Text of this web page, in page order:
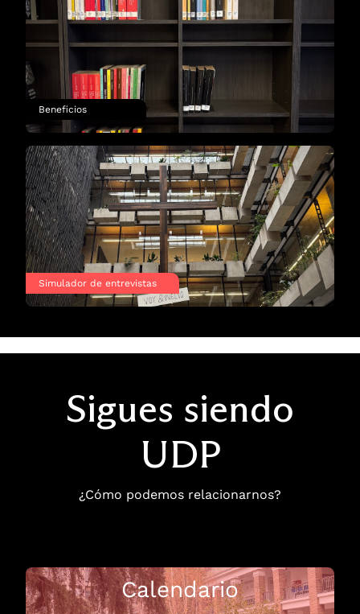
Beneficios
Simulador de entrevistas
Sigues siendo
UDP
¿Cómo podemos relacionarnos?
Calendario